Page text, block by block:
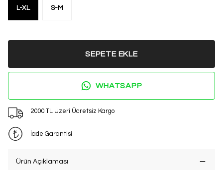
L-XL S-M
SEPETE EKLE
WHATSAPP
2000 TL Üzeri Ücretsiz Kargo
İade Garantisi
Ürün Açıklaması